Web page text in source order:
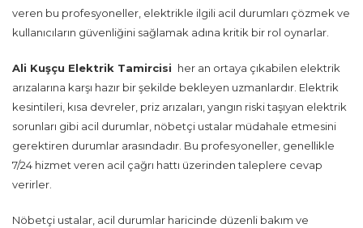
veren bu profesyoneller, elektrikle ilgili acil durumları çözmek ve
kullanıcıların güvenliğini sağlamak adına kritik bir rol oynarlar.
Ali Kuşçu Elektrik Tamircisi her an ortaya çıkabilen elektrik
arızalarına karşı hazır bir şekilde bekleyen uzmanlardır. Elektrik
kesintileri, kısa devreler, priz arızaları, yangın riski taşıyan elektrik
sorunları gibi acil durumlar, nöbetçi ustalar müdahale etmesini
gerektiren durumlar arasındadır. Bu profesyoneller, genellikle
7/24 hizmet veren acil çağrı hattı üzerinden taleplere cevap
verirler.
Nöbetçi ustalar, acil durumlar haricinde düzenli bakım ve